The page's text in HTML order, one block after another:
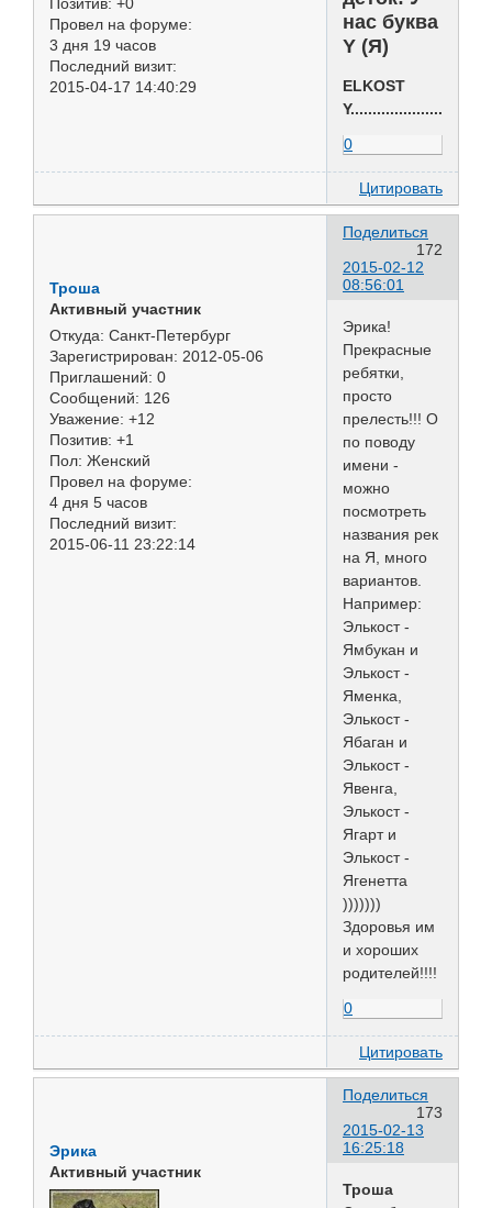
Провел на форуме:
3 дня 19 часов
Последний визит:
2015-04-17 14:40:29
нас буква
Y (Я)
ELKOST
Y.......................
0
Цитировать
Поделиться
172
2015-02-12
08:56:01
Троша
Активный участник
Откуда: Санкт-Петербург
Зарегистрирован: 2012-05-06
Приглашений: 0
Сообщений: 126
Уважение: +12
Позитив: +1
Пол: Женский
Провел на форуме:
4 дня 5 часов
Последний визит:
2015-06-11 23:22:14
Эрика!
Прекрасные
ребятки,
просто
прелесть!!! О
по поводу
имени -
можно
посмотреть
названия рек
на Я, много
вариантов.
Например:
Элькост -
Ямбукан и
Элькост -
Яменка,
Элькост -
Ябаган и
Элькост -
Явенга,
Элькост -
Ягарт и
Элькост -
Ягенетта
)))))))
Здоровья им
и хороших
родителей!!!!
0
Цитировать
Поделиться
173
2015-02-13
16:25:18
Эрика
Активный участник
Троша